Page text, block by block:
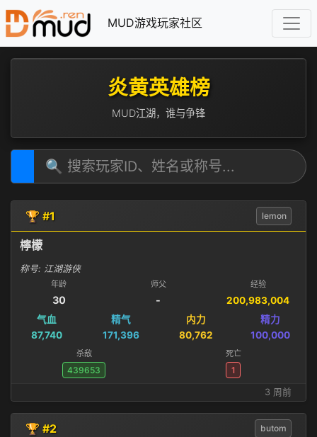
MUD游戏玩家社区
炎黄英雄榜
MUD江湖，谁与争锋
🏆 #1 lemon
檸檬
称号: 江湖游侠
年龄
30
师父
-
经验
200,983,004
气血
87,740
精气
171,396
内力
80,762
精力
100,000
杀敌
439653
死亡
1
3 周前
🏆 #2 butom